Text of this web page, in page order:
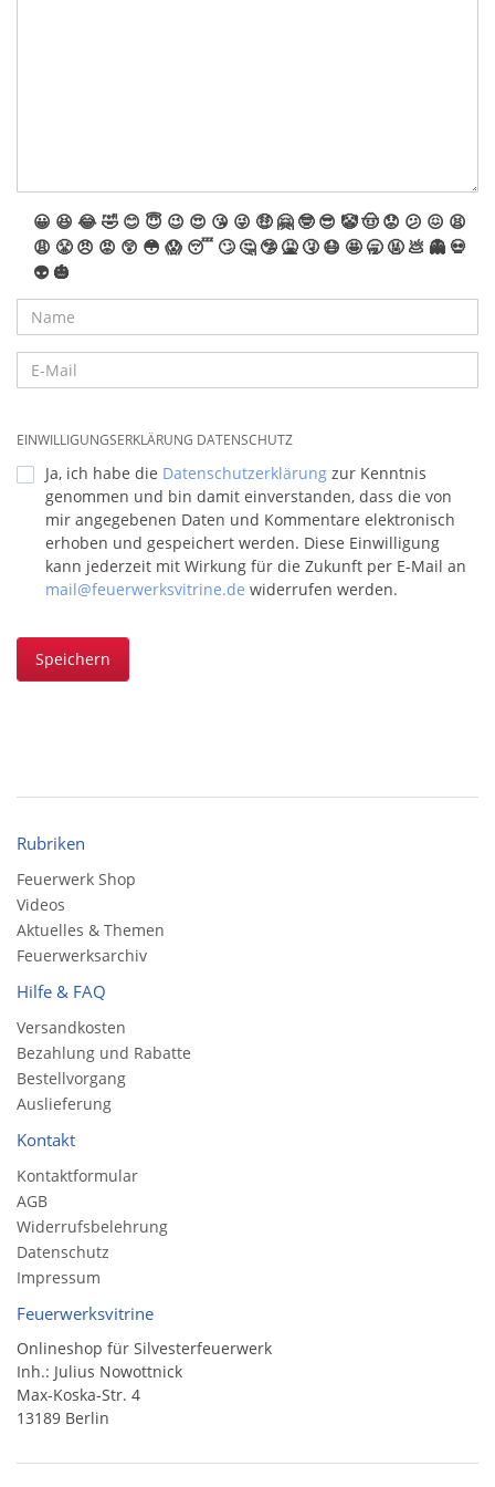
😀 😆 😂🤣 😊 😇 😉 😍 😘 😜 🤑 🤗 🤓 😎 🤡🤠 😟 😕 😖 😫
😩 😤 😠 😡 😲 😳 😱 😴 🙄 🤔 🤥 🤮 🤧 😷 🤩 🥱 🤬 💩 👻 💀
👽 🎃
EINWILLIGUNGSERKLÄRUNG DATENSCHUTZ
Ja, ich habe die Datenschutzerklärung zur Kenntnis
genommen und bin damit einverstanden, dass die von
mir angegebenen Daten und Kommentare elektronisch
erhoben und gespeichert werden. Diese Einwilligung
kann jederzeit mit Wirkung für die Zukunft per E-Mail an
mail@feuerwerksvitrine.de widerrufen werden.
Speichern
Rubriken
Feuerwerk Shop
Videos
Aktuelles & Themen
Feuerwerksarchiv
Hilfe & FAQ
Versandkosten
Bezahlung und Rabatte
Bestellvorgang
Auslieferung
Kontakt
Kontaktformular
AGB
Widerrufsbelehrung
Datenschutz
Impressum
Feuerwerksvitrine
Onlineshop für Silvesterfeuerwerk
Inh.: Julius Nowottnick
Max-Koska-Str. 4
13189 Berlin